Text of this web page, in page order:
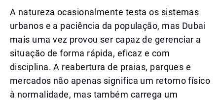
A natureza ocasionalmente testa os sistemas
urbanos e a paciência da população, mas Dubai
mais uma vez provou ser capaz de gerenciar a
situação de forma rápida, eficaz e com
disciplina. A reabertura de praias, parques e
mercados não apenas significa um retorno físico
à normalidade, mas também carrega um